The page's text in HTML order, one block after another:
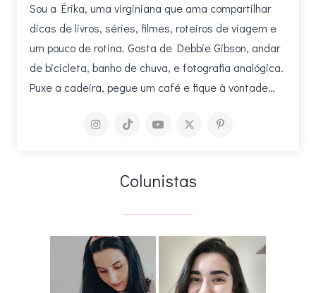
Sou a Érika, uma virginiana que ama compartilhar
dicas de livros, séries, filmes, roteiros de viagem e
um pouco de rotina. Gosta de Debbie Gibson, andar
de bicicleta, banho de chuva, e fotografia analógica.
Puxe a cadeira, pegue um café e fique à vontade…
Colunistas